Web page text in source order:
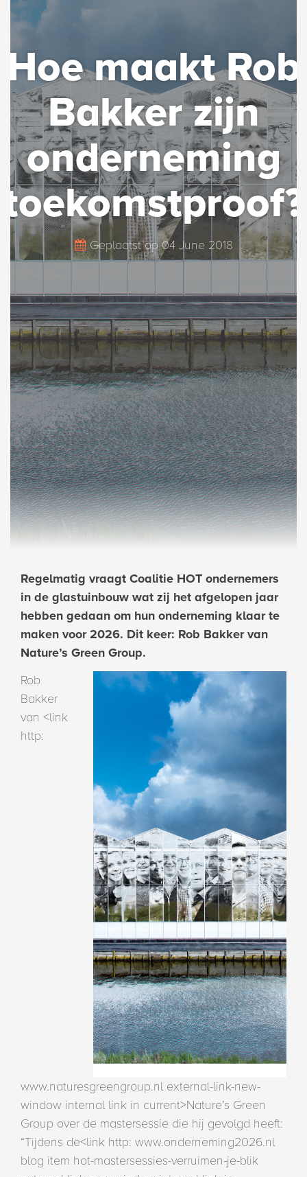
Hoe maakt Rob
Bakker zijn
onderneming
toekomstproof?
Geplaatst op04 June 2018
Regelmatig vraagt Coalitie HOT ondernemers
in de glastuinbouw wat zij het afgelopen jaar
hebben gedaan om hun onderneming klaar te
maken voor 2026. Dit keer: Rob Bakker van
Nature’s Green Group.
Rob
Bakker
van <link
http:
www.naturesgreengroup.nl external-link-new-
window internal link in current>Nature’s Green
Group over de mastersessie die hij gevolgd heeft:
“Tijdens de<link http: www.onderneming2026.nl
blog item hot-mastersessies-verruimen-je-blik